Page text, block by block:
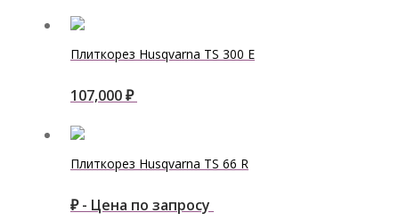
Плиткорез Husqvarna ТS 300 E
107,000₽
Плиткорез Husqvarna ТS 66 R
₽ - Цена по запросу